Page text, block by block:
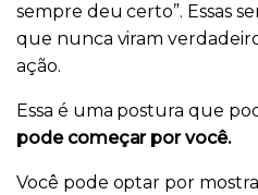
sempre deu certo”. Essas
que nunca viram
ação.
Essa é uma postura que
pode começar por você.
Você pode optar por